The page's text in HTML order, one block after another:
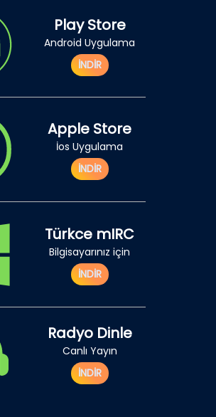
Play Store
Android Uygulama
İNDİR
Apple Store
İos Uygulama
İNDİR
Türkce mIRC
Bilgisayarınız için
İNDİR
Radyo Dinle
Canlı Yayın
İNDİR